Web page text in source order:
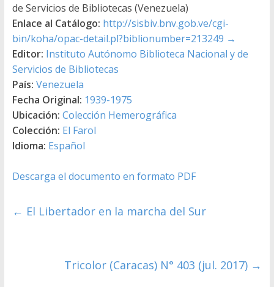
de Servicios de Bibliotecas (Venezuela)
Enlace al Catálogo: http://sisbiv.bnv.gob.ve/cgi-
bin/koha/opac-detail.pl?biblionumber=213249 →
Editor: Instituto Autónomo Biblioteca Nacional y de
Servicios de Bibliotecas
País: Venezuela
Fecha Original: 1939-1975
Ubicación: Colección Hemerográfica
Colección: El Farol
Idioma: Español
Descarga el documento en formato PDF
← El Libertador en la marcha del Sur
Tricolor (Caracas) N° 403 (jul. 2017) →